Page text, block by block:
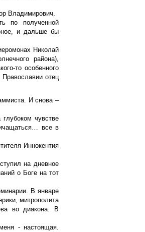
Владимирович.
по полученной
и дальше бы
Николай
района),
то особенного
отец
И снова –
чувстве
все в
Иннокентия
на дневное
о Боге на тот
В январе
митрополита
во диакона. В
- настоящая.